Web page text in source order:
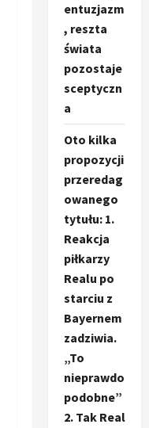
entuzjazm
, reszta
świata
pozostaje
sceptyczn
a
Oto kilka
propozycji
przeredag
owanego
tytułu: 1.
Reakcja
piłkarzy
Realu po
starciu z
Bayernem
zadziwia.
„To
nieprawdo
podobne”
2. Tak Real